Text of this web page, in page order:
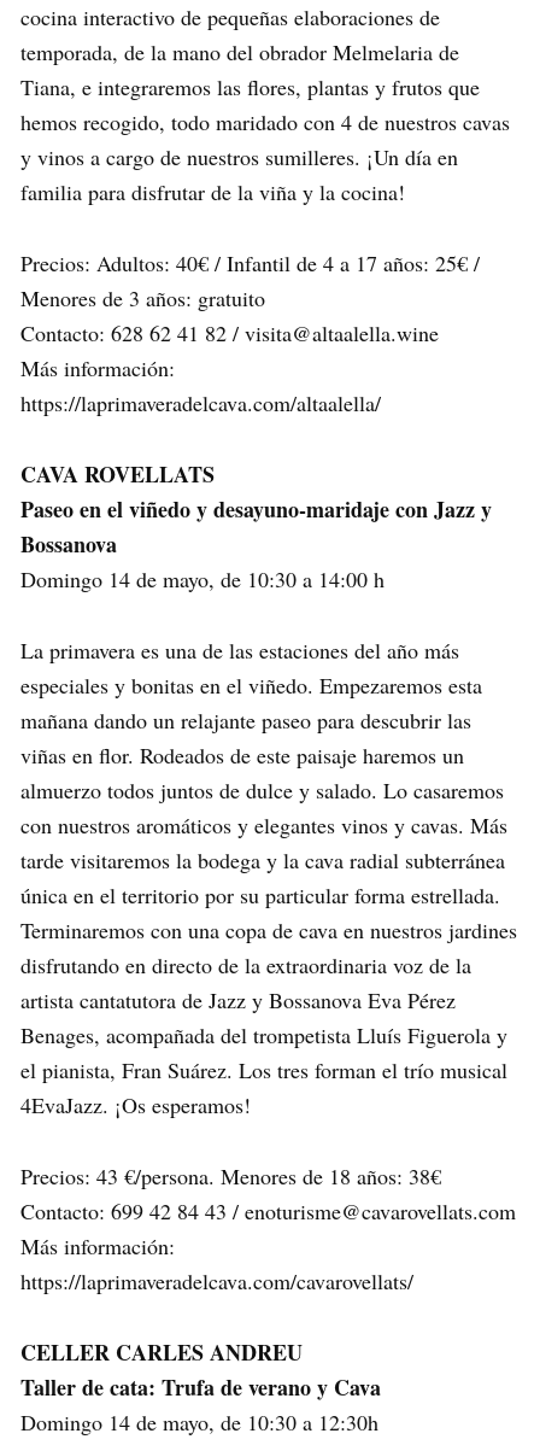
cocina interactivo de pequeñas elaboraciones de
temporada, de la mano del obrador Melmelaria de
Tiana, e integraremos las flores, plantas y frutos que
hemos recogido, todo maridado con 4 de nuestros cavas
y vinos a cargo de nuestros sumilleres. ¡Un día en
familia para disfrutar de la viña y la cocina!
Precios: Adultos: 40€ / Infantil de 4 a 17 años: 25€ /
Menores de 3 años: gratuito
Contacto: 628 62 41 82 / visita@altaalella.wine
Más información:
https://laprimaveradelcava.com/altaalella/
CAVA ROVELLATS
Paseo en el viñedo y desayuno-maridaje con Jazz y
Bossanova
Domingo 14 de mayo, de 10:30 a 14:00 h
La primavera es una de las estaciones del año más
especiales y bonitas en el viñedo. Empezaremos esta
mañana dando un relajante paseo para descubrir las
viñas en flor. Rodeados de este paisaje haremos un
almuerzo todos juntos de dulce y salado. Lo casaremos
con nuestros aromáticos y elegantes vinos y cavas. Más
tarde visitaremos la bodega y la cava radial subterránea
única en el territorio por su particular forma estrellada.
Terminaremos con una copa de cava en nuestros jardines
disfrutando en directo de la extraordinaria voz de la
artista cantatutora de Jazz y Bossanova Eva Pérez
Benages, acompañada del trompetista Lluís Figuerola y
el pianista, Fran Suárez. Los tres forman el trío musical
4EvaJazz. ¡Os esperamos!
Precios: 43 €/persona. Menores de 18 años: 38€
Contacto: 699 42 84 43 / enoturisme@cavarovellats.com
Más información:
https://laprimaveradelcava.com/cavarovellats/
CELLER CARLES ANDREU
Taller de cata: Trufa de verano y Cava
Domingo 14 de mayo, de 10:30 a 12:30h